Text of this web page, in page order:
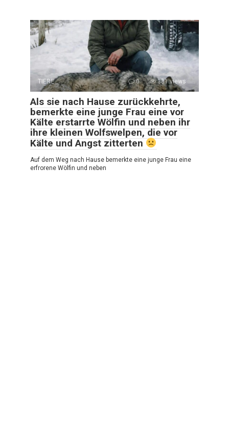
TIERE 0 381 views
Als sie nach Hause zurückkehrte,
bemerkte eine junge Frau eine vor
Kälte erstarrte Wölfin und neben ihr
ihre kleinen Wolfswelpen, die vor
Kälte und Angst zitterten
Auf dem Weg nach Hause bemerkte eine junge Frau eine
erfrorene Wölfin und neben